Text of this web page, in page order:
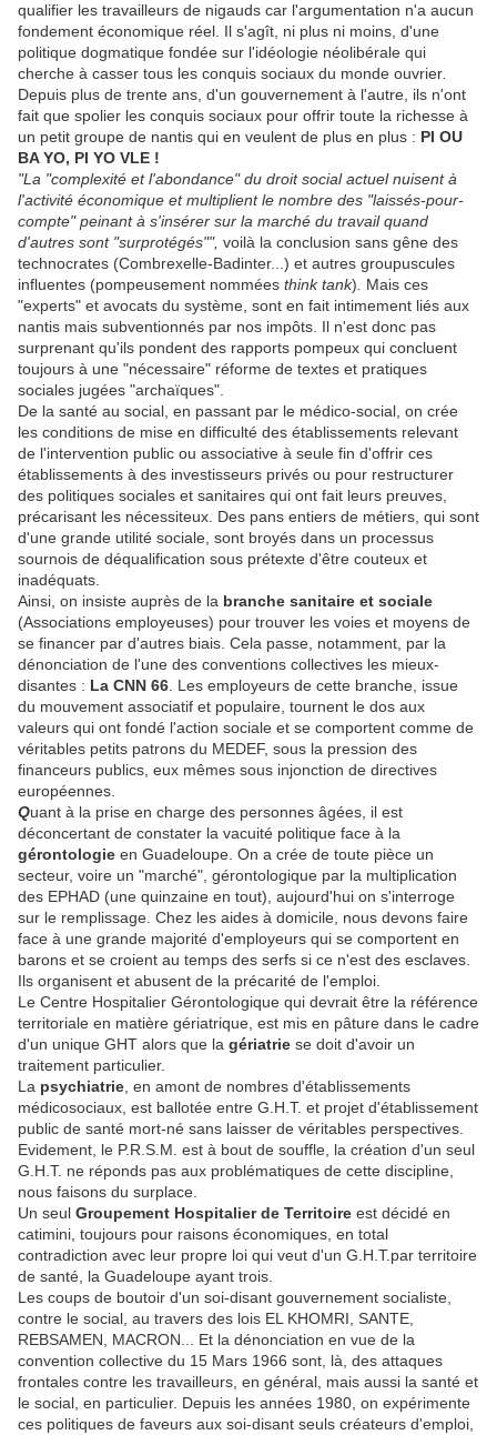
qualifier les travailleurs de nigauds car l'argumentation n'a aucun
fondement économique réel. Il s'agît, ni plus ni moins, d'une
politique dogmatique fondée sur l'idéologie néolibérale qui
cherche à casser tous les conquis sociaux du monde ouvrier
Depuis plus de trente ans, d'un gouvernement à l'autre, ils n'ont
fait que spolier les conquis sociaux pour offrir toute la richesse à
un petit groupe de nantis qui en veulent de plus en plus : PI OU
BA YO, PI YO VLE !
"La "complexité et l'abondance" du droit social actuel nuisent à
l'activité économique et multiplient le nombre des "laissés-pour-
compte" peinant à s'insérer sur la marché du travail quand
d'autres sont "surprotégés"", voilà la conclusion sans gêne des
technocrates (Combrexelle-Badinter...) et autres groupuscules
influentes (pompeusement nommées think tank)
Mais ces
"experts" et avocats du système, sont en fait intimement liés aux
nantis mais subventionnés par nos impôts. Il n'est donc pas
surprenant qu'ils pondent des rapports pompeux qui concluent
toujours à une "nécessaire" réforme de textes et pratiques
sociales jugées "archaïques".
De la santé au social, en passant par le médico-social, on crée
les conditions de mise en difficulté des établissements relevant
de l'intervention public ou associative à seule fin d'offrir ces
établissements à des investisseurs privés ou pour restructurer
des politiques sociales et sanitaires qui ont fait leurs preuves,
précarisant les nécessiteux. Des pans entiers de métiers, qui sont
d'une grande utilité sociale, sont broyés dans un processus
sournois de déqualification sous prétexte d'être couteux et
inadéquats.
Ainsi, on insiste auprès de la branche sanitaire et sociale
(Associations employeuses) pour trouver les voies et moyens de
se financer par d'autres biais. Cela passe, notamment, par la
dénonciation de l'une des conventions collectives les mieux-
disantes : La CNN 66 . Les employeurs de cette branche, issue
du mouvement associatif et populaire, tournent le dos aux
valeurs qui ont fondé l'action sociale et se comportent comme de
véritables petits patrons du MEDEF, sous la pression des
financeurs publics, eux mêmes sous injonction de directives
européennes.
Quant à la prise en charge des personnes âgées, il est
déconcertant de constater la vacuité politique face à la
gérontologie en Guadeloupe. On a crée de toute pièce un
secteur, voire un "marché", gérontologique par la multiplication
des EPHAD (une quinzaine en tout), aujourd'hui on s'interroge
sur le remplissage. Chez les aides à domicile, nous devons faire
face à une grande majorité d'employeurs qui se comportent en
barons et se croient au temps des serfs si ce n'est des esclaves.
Ils organisent et abusent de la précarité de l'emploi.
Le Centre Hospitalier Gérontologique qui devrait être la référence
territoriale en matière gériatrique, est mis en pâture dans le cadre
d'un unique GHT alors que la gériatrie se doit d'avoir un
traitement particulier.
La psychiatrie , en amont de nombres d'établissements
médicosociaux, est ballotée entre G.H.T. et projet d'établissement
public de santé mort-né sans laisser de véritables perspectives.
Evidement, le P.R.S.M. est à bout de souffle, la création d'un seul
G.H.T. ne réponds pas aux problématiques de cette discipline,
nous faisons du surplace.
Un seul Groupement Hospitalier de Territoire est décidé en
catimini, toujours pour raisons économiques, en total
contradiction avec leur propre loi qui veut d'un G.H.T.par territoire
de santé, la Guadeloupe ayant trois.
Les coups de boutoir d'un soi-disant gouvernement socialiste,
contre le social, au travers des lois EL KHOMRI, SANTE,
REBSAMEN, MACRON... Et la dénonciation en vue de la
convention collective du 15 Mars 1966 sont, là, des attaques
frontales contre les travailleurs, en général, mais aussi la santé et
le social, en particulier. Depuis les années 1980, on expérimente
ces politiques de faveurs aux soi-disant seuls créateurs d'emploi,